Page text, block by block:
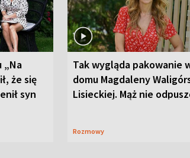
„Na
że się
syn
Tak wygląda pakowanie
domu Magdaleny
Lisieckiej. Mąż nie
Rozmowy